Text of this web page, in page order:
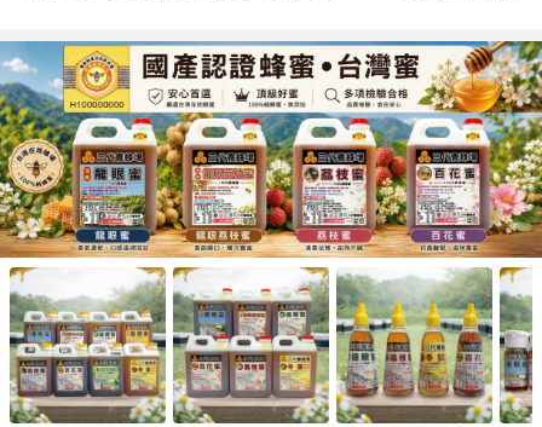
蜜），卻很少有機會看見它真正的起點。
這是今年簡單拍下的採蜜小紀錄，帶大家
看看柑橘蜜的蜜源，以及蜜蜂實際採集花
蜜的過程🐝 看著蜜蜂忙碌穿梭在花朵之
間，其實每一滴蜂蜜，都是這樣一點一滴
累積而來的。